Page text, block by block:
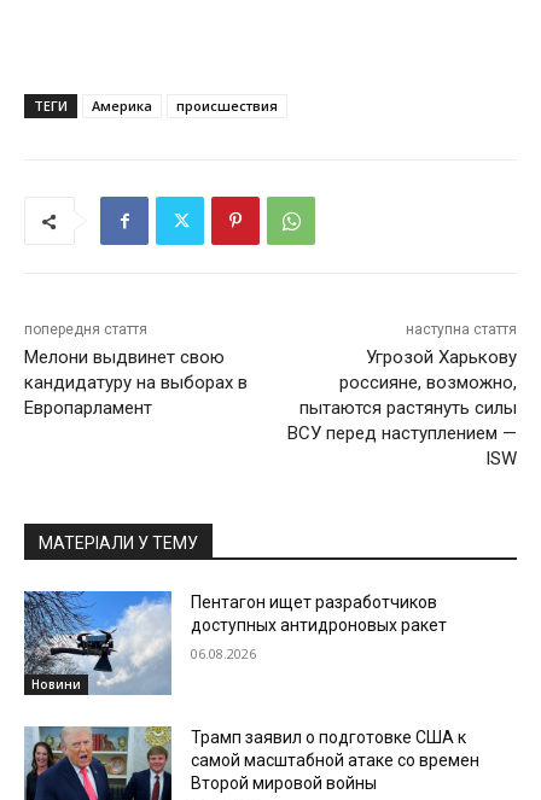
ТЕГИ Америка происшествия
попередня стаття
Мелони выдвинет свою
кандидатуру на выборах в
Европарламент
наступна стаття
Угрозой Харькову
россияне, возможно,
пытаются растянуть силы
ВСУ перед наступлением —
ISW
МАТЕРІАЛИ У ТЕМУ
Новини
Пентагон ищет разработчиков
доступных антидроновых ракет
06.08.2026
Трамп заявил о подготовке США к
самой масштабной атаке со времен
Второй мировой войны